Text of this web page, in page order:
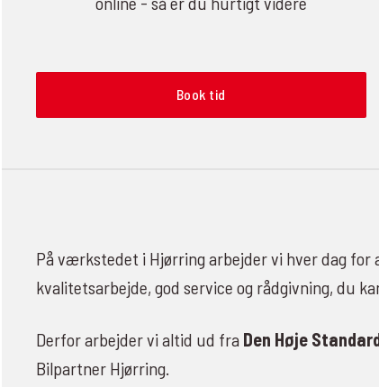
Book tid
På værkstedet i Hjørring arbejder vi hver dag for
kvalitetsarbejde, god service og rådgivning, du
Derfor arbejder vi altid ud fra Den Høje
Bilpartner Hjørring.